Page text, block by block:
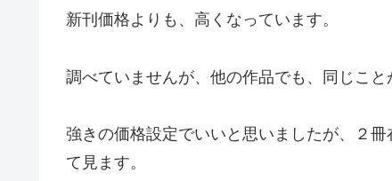
新刊価格よりも、高くなっています。
調べていませんが、他の作品でも、同じこ
強きの価格設定でいいと思いましたが、２
て見ます。